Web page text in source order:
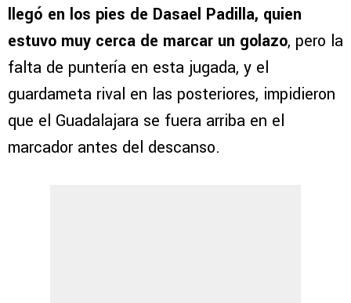
llegó en los pies de Dasael Padilla, quien
estuvo muy cerca de marcar un golazo, pero la
falta de puntería en esta jugada, y el
guardameta rival en las posteriores, impidieron
que el Guadalajara se fuera arriba en el
marcador antes del descanso.